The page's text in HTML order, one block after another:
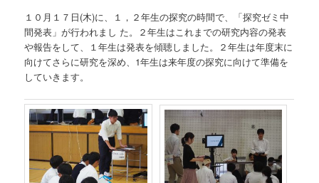
１０月１７日(木)に、１，２年生の探究の時間で、「探究ゼミ中
間発表」が行われまし た。２年生はこれまでの研究内容の発表
や報告をして、１年生は発表を傾聴しました。２年生は年度末に
向けてさらに研究を深め、1年生は来年度の探究に向けて準備を
していきます。